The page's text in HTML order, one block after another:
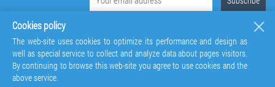
Cookies policy
The web-site uses cookies to optimize its performance and design as
well as special service to collect and analyze data about pages visitors.
By continuing to browse this web-site you agree to use cookies and the
above service.